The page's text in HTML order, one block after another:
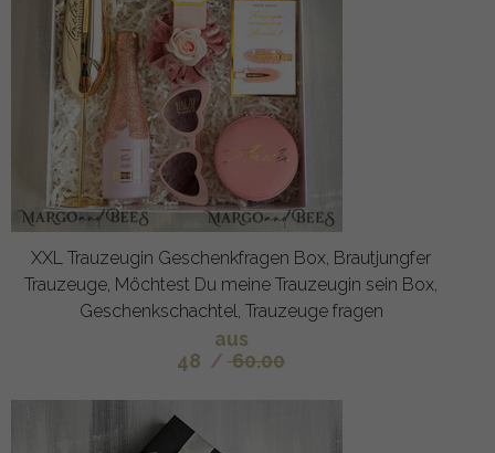
XXL Trauzeugin Geschenkfragen Box, Brautjungfer
Trauzeuge, Möchtest Du meine Trauzeugin sein Box,
Geschenkschachtel, Trauzeuge fragen
aus
48 / 60.00